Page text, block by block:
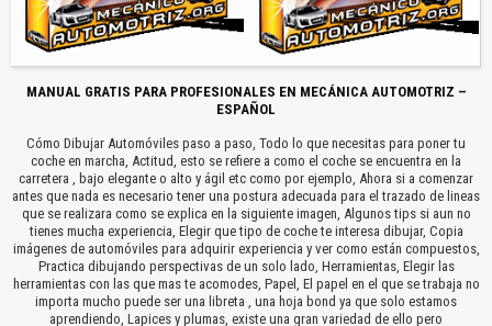
MANUAL GRATIS PARA PROFESIONALES EN MECÁNICA AUTOMOTRIZ –
ESPAÑOL
Cómo Dibujar Automóviles paso a paso, Todo lo que necesitas para poner tu
coche en marcha, Actitud, esto se refiere a como el coche se encuentra en la
carretera , bajo elegante o alto y ágil etc como por ejemplo, Ahora si a comenzar
antes que nada es necesario tener una postura adecuada para el trazado de lineas
que se realizara como se explica en la siguiente imagen, Algunos tips si aun no
tienes mucha experiencia, Elegir que tipo de coche te interesa dibujar, Copia
imágenes de automóviles para adquirir experiencia y ver como están compuestos,
Practica dibujando perspectivas de un solo lado, Herramientas, Elegir las
herramientas con las que mas te acomodes, Papel, El papel en el que se trabaja no
importa mucho puede ser una libreta , una hoja bond ya que solo estamos
aprendiendo, Lapices y plumas, existe una gran variedad de ello pero